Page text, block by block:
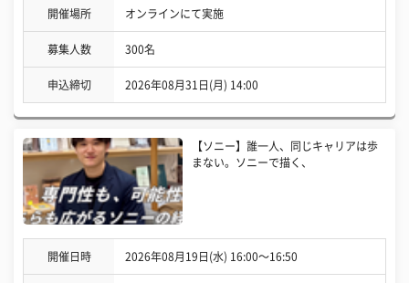
開催場所 オンラインにて実施
募集人数 300名
申込締切 2026年08月31日(月) 14:00
【ソニー】誰一人、同じキャリアは歩
まない。ソニーで描く、
開催日時 2026年08月19日(水) 16:00〜16:50